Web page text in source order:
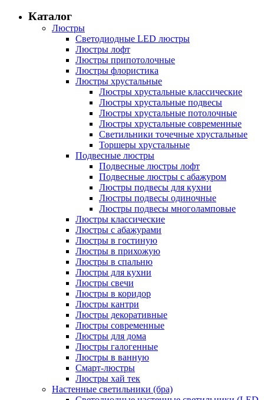
Каталог
Люстры
Светодиодные LED люстры
Люстры лофт
Люстры припотолочные
Люстры флористика
Люстры хрустальные
Люстры хрустальные классические
Люстры хрустальные подвесы
Люстры хрустальные потолочные
Люстры хрустальные современные
Светильники точечные хрустальные
Торшеры хрустальные
Подвесные люстры
Подвесные люстры лофт
Подвесные люстры с абажуром
Люстры подвесы для кухни
Люстры подвесы одиночные
Люстры подвесы многоламповые
Люстры классические
Люстры с абажурами
Люстры в гостиную
Люстры в прихожую
Люстры в спальню
Люстры для кухни
Люстры свечи
Люстры в коридор
Люстры кантри
Люстры декоративные
Люстры современные
Люстры для дома
Люстры галогенные
Люстры в ванную
Смарт-люстры
Люстры хай тек
Настенные светильники (бра)